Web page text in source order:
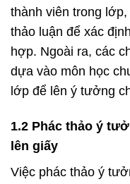
thành viên trong
thảo luận để xác
hợp. Ngoài ra, các
dựa vào môn học
lớp để lên ý tưởng
1.2 Phác thảo ý
lên giấy
Việc phác thảo ý